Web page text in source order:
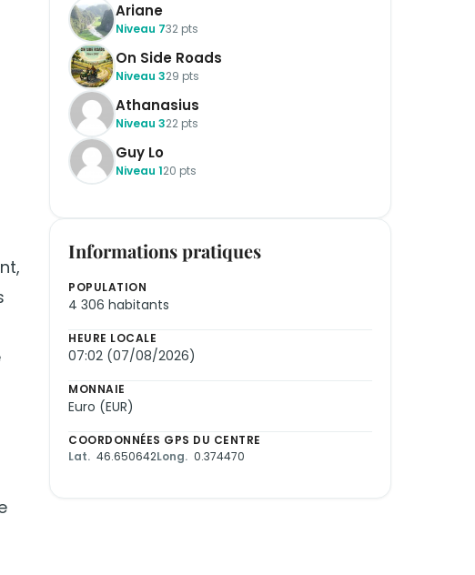
Ariane
Niveau 732 pts
On Side Roads
Niveau 329 pts
Athanasius
Niveau 322 pts
Guy Lo
Niveau 120 pts
Informations pratiques
POPULATION
4 306 habitants
HEURE LOCALE
07:02 (07/08/2026)
MONNAIE
Euro (EUR)
COORDONNÉES GPS DU CENTRE
Lat. 46.650642Long. 0.374470